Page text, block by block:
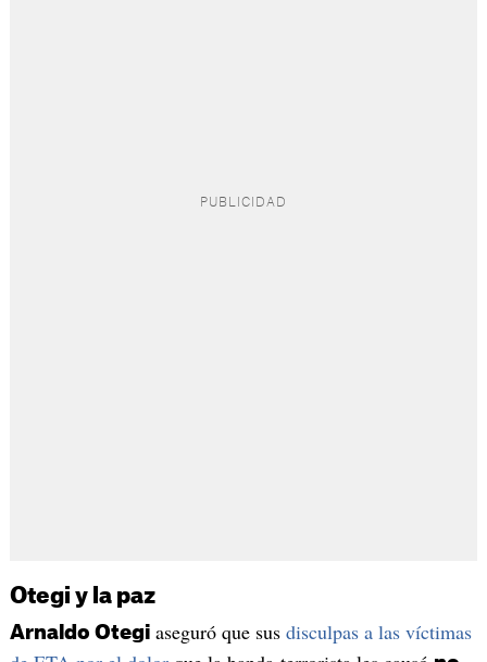
Otegi y la paz
Arnaldo Otegiaseguró que sus disculpas a las víctimas